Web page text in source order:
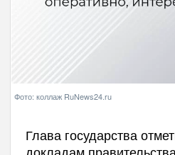
Фото: коллаж RuNews24.ru
Глава государства